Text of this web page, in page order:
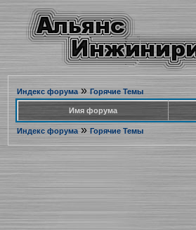
Индекс форума» Горячие Темы
Имя форума
Индекс форума» Горячие Темы